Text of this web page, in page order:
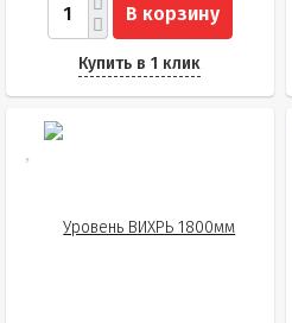
В корзину
Купить в 1 клик